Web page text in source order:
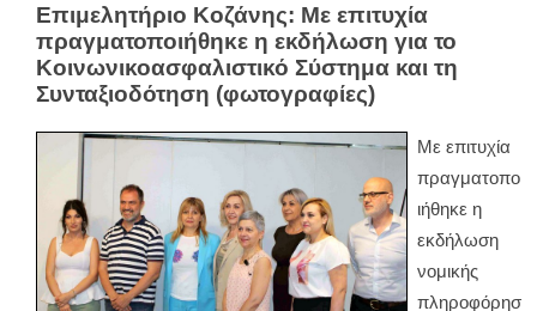
Επιμελητήριο Κοζάνης: Με επιτυχία
πραγματοποιήθηκε η εκδήλωση για το
Κοινωνικοασφαλιστικό Σύστημα και τη
Συνταξιοδότηση (φωτογραφίες)
Με επιτυχία
πραγματοπο
ιήθηκε η
εκδήλωση
νομικής
πληροφόρησ